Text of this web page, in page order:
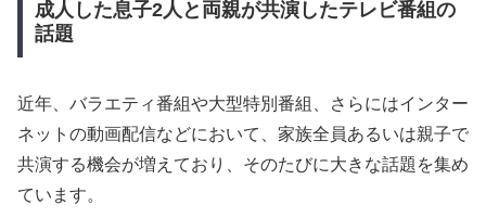
成人した息子2人と両親が共演したテレビ番組の
話題
近年、バラエティ番組や大型特別番組、さらにはインター
ネットの動画配信などにおいて、家族全員あるいは親子で
共演する機会が増えており、そのたびに大きな話題を集め
ています。